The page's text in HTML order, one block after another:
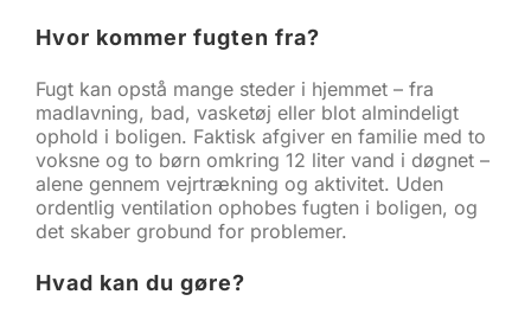
Hvor kommer fugten fra?
Fugt kan opstå mange steder i hjemmet – fra
madlavning, bad, vasketøj eller blot almindeligt
ophold i boligen. Faktisk afgiver en familie med to
voksne og to børn omkring 12 liter vand i døgnet –
alene gennem vejrtrækning og aktivitet. Uden
ordentlig ventilation ophobes fugten i boligen, og
det skaber grobund for problemer.
Hvad kan du gøre?